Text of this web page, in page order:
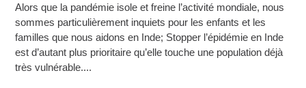
Alors que la pandémie isole et freine l’activité mondiale, nous
sommes particulièrement inquiets pour les enfants et les
familles que nous aidons en Inde; Stopper l’épidémie en Inde
est d’autant plus prioritaire qu’elle touche une population déjà
très vulnérable....